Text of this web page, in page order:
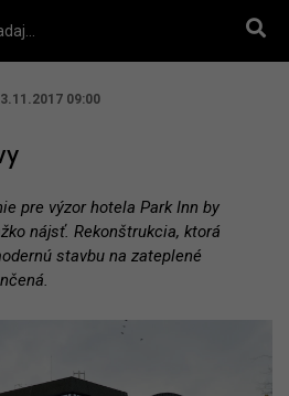
09:00
pre výzor hotela Park Inn by
nájsť. Rekonštrukcia, ktorá
stavbu na zateplené